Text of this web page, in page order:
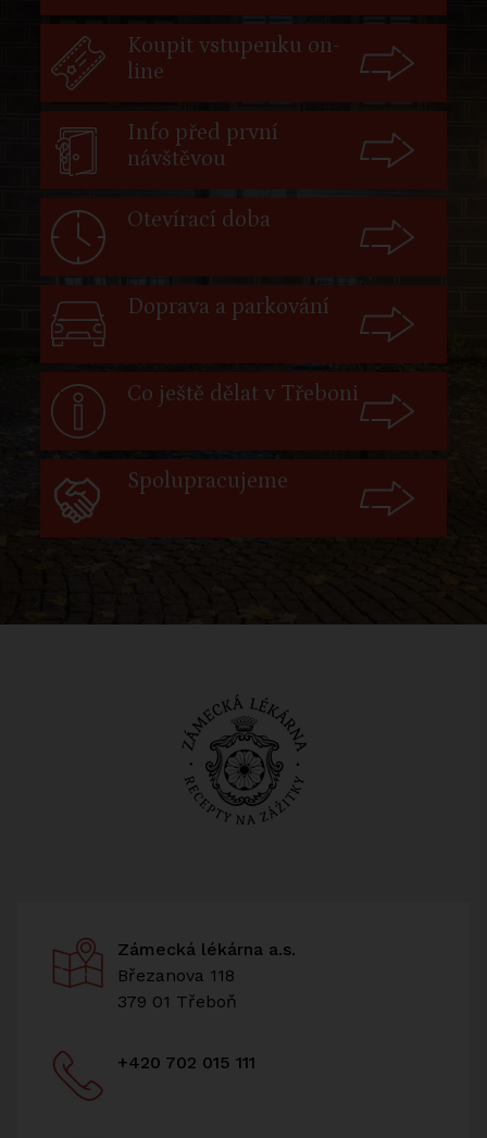
Koupit vstupenku on-
line
Info před první
návštěvou
Otevírací doba
Doprava a parkování
Co ještě dělat v Třeboni
Spolupracujeme
Zámecká lékárna a.s.
Březanova 118
379 01 Třeboň
+420 702 015 111